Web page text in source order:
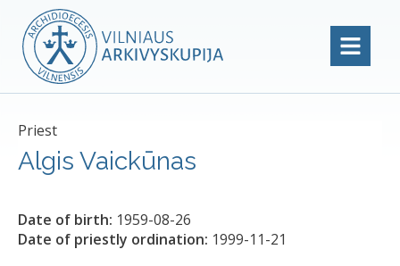
Priest
Algis Vaickūnas
Date of birth: 1959-08-26
Date of priestly ordination: 1999-11-21